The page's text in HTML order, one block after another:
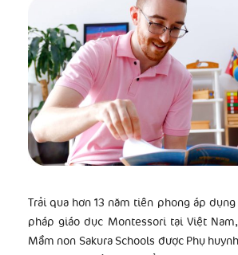
Trải qua hơn 13 năm tiên phong áp
pháp giáo dục Montessori tại Việt
Mầm non Sakura Schools được Phụ